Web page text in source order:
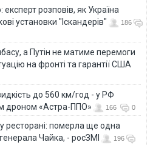
розповів, як Україна
установки "Іскандерів"
186
а Путін не матиме перемоги
на фронті та гарантії США
до 560 км/год - у РФ
дроном «Астра-ППО»
166 0
ресторані: померла ще одна
Чайка, - росЗМІ
196